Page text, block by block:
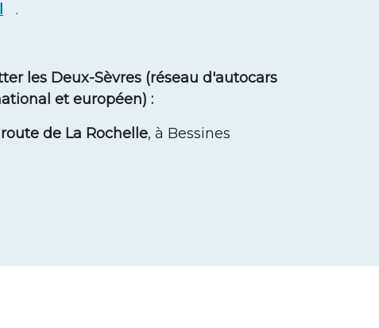
.
les Deux-Sèvres (réseau d'autocars
et européen) :
de La Rochelle, à Bessines